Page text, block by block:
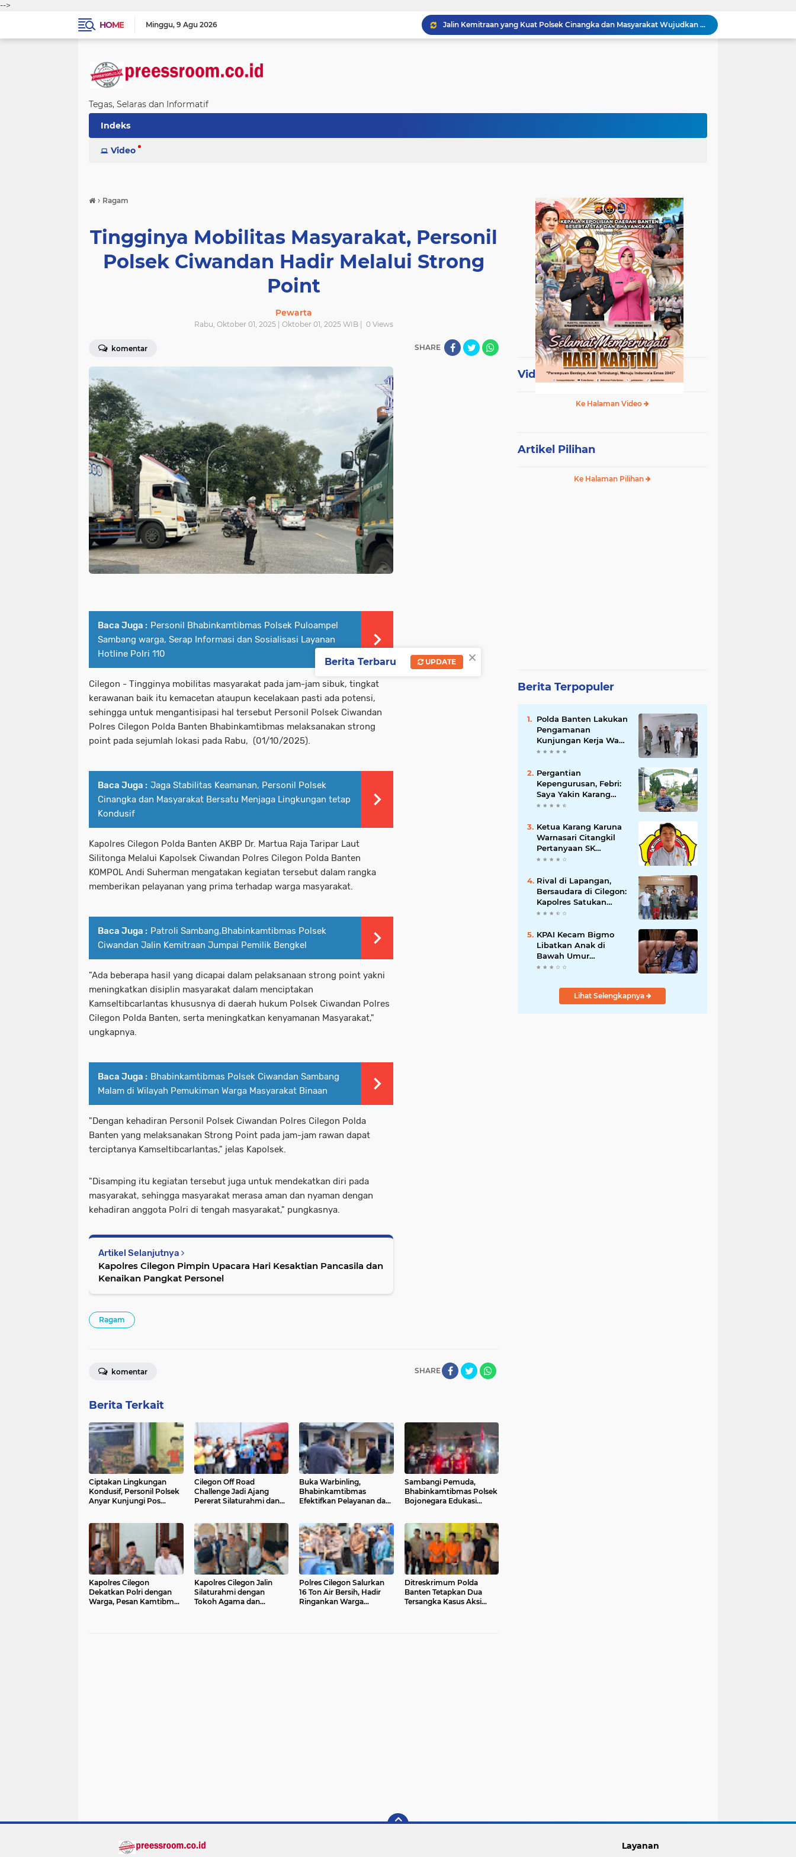
-->
HOME
Minggu 9 Agu 2026
Jalin Kemitraan yang Kuat Polsek Cinangka dan Masyarakat Wujudkan Stabilitas Kamtibmas Kondusif
Melalui Semangat Gotong Royong, Warga Cinangka Sinergi Menjaga Lingkungan Tetap Harmonis, Bersih dan Berkelanjutan
Hindari Anak anak Takut Polisi, Bhabinkamtibmas Polsek Ciwandan Jalankan Program PSA
Tegas, Selaras dan Informatif
Indeks
Video
› Ragam
Tingginya Mobilitas Masyarakat, Personil
Polsek Ciwandan Hadir Melalui Strong
Point
Pewarta
Rabu, Oktober 01, 2025 | Oktober 01, 2025 WIB | 0 Views
komentar SHARE
Baca Juga : Personil Bhabinkamtibmas Polsek Puloampel
Sambang warga, Serap Informasi dan Sosialisasi Layanan
Hotline Polri 110
Cilegon - Tingginya mobilitas masyarakat pada jam-jam sibuk, tingkat
kerawanan baik itu kemacetan ataupun kecelakaan pasti ada potensi,
sehingga untuk mengantisipasi hal tersebut Personil Polsek Ciwandan
Polres Cilegon Polda Banten Bhabinkamtibmas melaksanakan strong
point pada sejumlah lokasi pada Rabu, (01/10/2025).
Baca Juga : Jaga Stabilitas Keamanan, Personil Polsek
Cinangka dan Masyarakat Bersatu Menjaga Lingkungan tetap
Kondusif
Kapolres Cilegon Polda Banten AKBP Dr. Martua Raja Taripar Laut
Silitonga Melalui Kapolsek Ciwandan Polres Cilegon Polda Banten
KOMPOL Andi Suherman mengatakan kegiatan tersebut dalam rangka
memberikan pelayanan yang prima terhadap warga masyarakat.
Baca Juga : Patroli Sambang,Bhabinkamtibmas Polsek
Ciwandan Jalin Kemitraan Jumpai Pemilik Bengkel
"Ada beberapa hasil yang dicapai dalam pelaksanaan strong point yakni
meningkatkan disiplin masyarakat dalam menciptakan
Kamseltibcarlantas khususnya di daerah hukum Polsek Ciwandan Polres
Cilegon Polda Banten, serta meningkatkan kenyamanan Masyarakat,"
ungkapnya.
Baca Juga : Bhabinkamtibmas Polsek Ciwandan Sambang
Malam di Wilayah Pemukiman Warga Masyarakat Binaan
"Dengan kehadiran Personil Polsek Ciwandan Polres Cilegon Polda
Banten yang melaksanakan Strong Point pada jam-jam rawan dapat
terciptanya Kamseltibcarlantas," jelas Kapolsek.
"Disamping itu kegiatan tersebut juga untuk mendekatkan diri pada
masyarakat, sehingga masyarakat merasa aman dan nyaman dengan
kehadiran anggota Polri di tengah masyarakat," pungkasnya.
Artikel Selanjutnya
Kapolres Cilegon Pimpin Upacara Hari Kesaktian Pancasila dan
Kenaikan Pangkat Personel
Ragam
SHARE
komentar
Berita Terkait
Ciptakan Lingkungan
Kondusif, Personil Polsek
Anyar Kunjungi Pos
Cilegon Off Road
Challenge Jadi Ajang
Pererat Silaturahmi dan
Buka Warbinling,
Bhabinkamtibmas
Efektifkan Pelayanan dan
Sambangi Pemuda,
Bhabinkamtibmas Polsek
Bojonegara Edukasi
Kapolres Cilegon
Dekatkan Polri dengan
Warga, Pesan Kamtibmas
Kapolres Cilegon Jalin
Silaturahmi dengan
Tokoh Agama dan
Polres Cilegon Salurkan
16 Ton Air Bersih, Hadir
Ringankan Warga
Ditreskrimum Polda
Banten Tetapkan Dua
Tersangka Kasus Aksi
Video Terpopuler
Ke Halaman Video
Artikel Pilihan
Ke Halaman Pilihan
Berita Terpopuler
Polda Banten Lakukan
Pengamanan
Kunjungan Kerja Wakil
Presiden RI
Pergantian
Kepengurusan, Febri:
Saya Yakin Karang
Taruna Wanakarsa
Kepemimpinan Bung
Entus Jauh Membawa
Manfaat
Ketua Karang Karuna
Warnasari Citangkil
Pertanyaan SK
Karetaker dan Urgensi
Berduka
Rival di Lapangan,
Bersaudara di Cilegon:
Kapolres Satukan
Viking dan Jak Mania
Piala Presiden 2026
KPAI Kecam Bigmo
Libatkan Anak di
Bawah Umur
Promosikan Liquid
Bertindak Tegas
Lihat Selengkapnya
Layanan
×
Berita Terbaru UPDATE